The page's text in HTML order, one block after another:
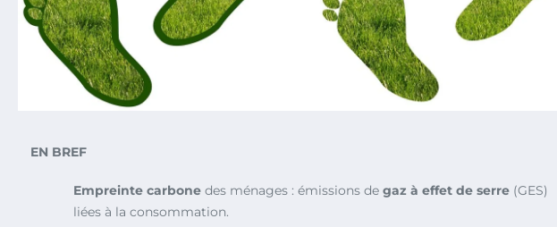
EN BREF
Empreinte carbone des ménages : émissions de gaz à effet de serre (GES)
liées à la consommation.